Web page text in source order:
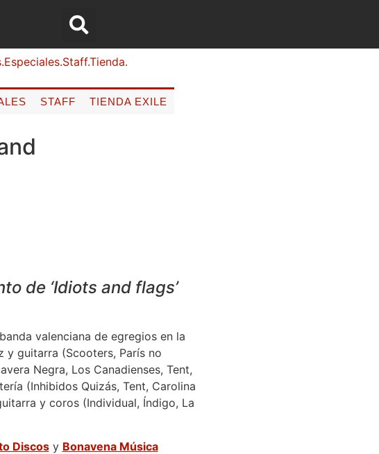
STAFF TIENDA EXILE
de ‘Idiots and flags’
valenciana de egregios en la
y guitarra (Scooters, París no
Negra, Los Canadienses, Tent,
(Inhibidos Quizás, Tent, Carolina
y coros (Individual, Índigo, La
Discosy Bonavena Música